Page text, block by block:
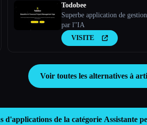
Todobee
Superbe application de
par l''IA
VISITE
Voir toutes les alternatives à
d'applications de la catégorie Assistante